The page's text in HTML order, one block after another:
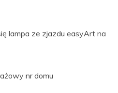
lampa ze zjazdu easyArt na
nr domu